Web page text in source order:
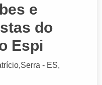
e
do
Espi
Serra - ES,